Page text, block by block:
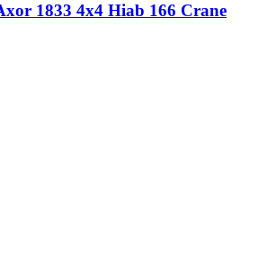
1833 4x4 Hiab 166 Crane